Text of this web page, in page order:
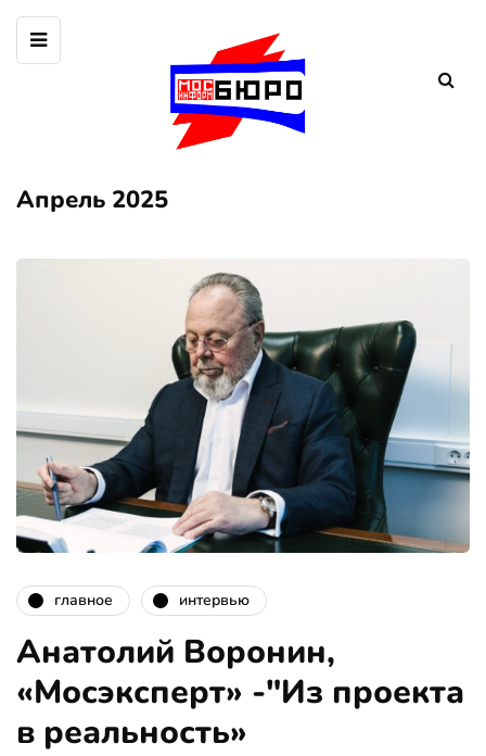
Апрель 2025
главное интервью
Анатолий Воронин,
«Мосэксперт» -"Из проекта
в реальность»